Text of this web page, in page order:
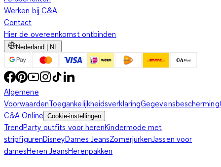
Werken bij C&A
Contact
Hier de overeenkomst ontbinden
Nederland | NL
Algemene
VoorwaardenToegankelijkheidsverklaringGegevensbescherming
C&A Online Cookie-instellingen
TrendParty outfits voor herenKindermode met
stripfigurenDisneyDames JeansZomerjurkenJassen voor
damesHeren JeansHerenpakken